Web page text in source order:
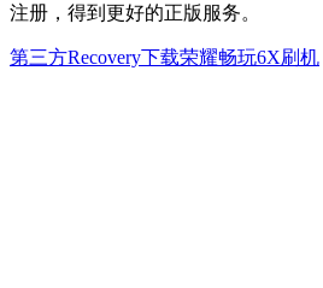
注册，得到更好的正版服务。
第三方Recovery下载荣耀畅玩6X刷机